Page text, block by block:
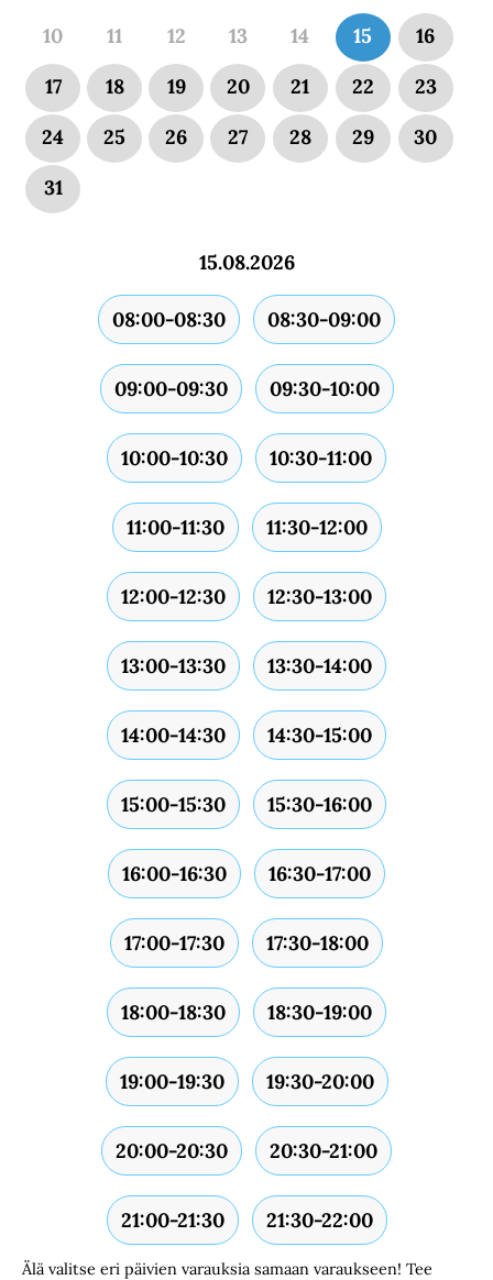
10
11 12 13 14 15
16
17
18 19 20 21 22
23
24
25 26 27 28 29
30
31
15.08.2026
08:00-08:30 08:30-09:00
09:00-09:30 09:30-10:00
10:00-10:30 10:30-11:00
11:00-11:30 11:30-12:00
12:00-12:30 12:30-13:00
13:00-13:30 13:30-14:00
14:00-14:30 14:30-15:00
15:00-15:30 15:30-16:00
16:00-16:30 16:30-17:00
17:00-17:30 17:30-18:00
18:00-18:30 18:30-19:00
19:00-19:30 19:30-20:00
20:00-20:30 20:30-21:00
21:00-21:30 21:30-22:00
Älä valitse eri päivien varauksia samaan varaukseen! Tee